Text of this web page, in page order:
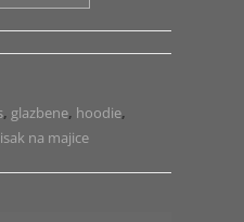
, glazbene, hoodie,
na majice